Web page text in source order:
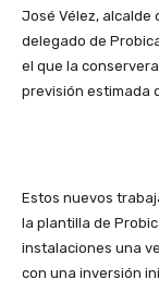
José Vélez, alcalde
delegado de
el que la
previsión estimada
Estos nuevos
la plantilla de
instalaciones una
con una inversión